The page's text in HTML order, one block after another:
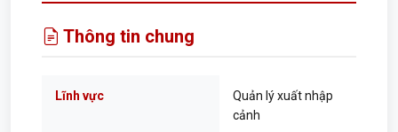
Thông tin chung
Lĩnh vực
Quản lý xuất nhập
cảnh